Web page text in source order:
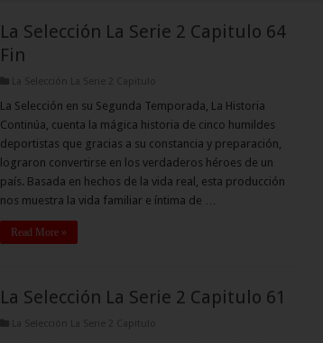
La Selección La Serie 2 Capitulo 64
Fin
La Selección La Serie 2 Capitulo
La Selección en su Segunda Temporada, La Historia
Continúa, cuenta la mágica historia de cinco humildes
deportistas que gracias a su constancia y preparación,
lograron convertirse en los verdaderos héroes de un
país. Basada en hechos de la vida real, esta producción
nos muestra la vida familiar e íntima de …
Read More »
La Selección La Serie 2 Capitulo 61
La Selección La Serie 2 Capitulo